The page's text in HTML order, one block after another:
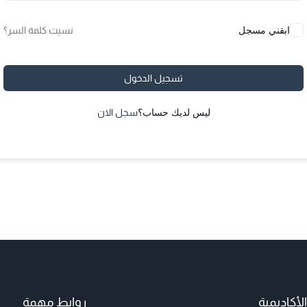
ابقني مسجل نسيت كلمة السر؟
تسجيل الدخول
ليس لديك حساب؟سجل الان
روابط مهمة